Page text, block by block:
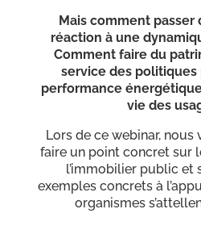
Mais comment passer
réaction à une
Comment faire du
service des
performance
vie des
Lors de ce webinar,
faire un point concret sur
l’immobilier public et
exemples concrets à
organismes